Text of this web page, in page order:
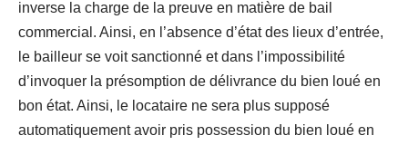
inverse la charge de la preuve en matière de bail
commercial. Ainsi, en l’absence d’état des lieux d’entrée,
le bailleur se voit sanctionné et dans l’impossibilité
d’invoquer la présomption de délivrance du bien loué en
bon état. Ainsi, le locataire ne sera plus supposé
automatiquement avoir pris possession du bien loué en